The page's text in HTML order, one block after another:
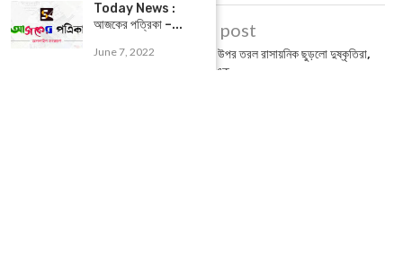
previous post
Midnapore : মেদিনীপুর শহরে দুই মহিলার উপর তরল রাসায়নিক ছুড়লো দুষ্কৃতিরা,
গ্রেফতার এক
Today News :
আজকের পত্রিকা –...
June 7, 2022